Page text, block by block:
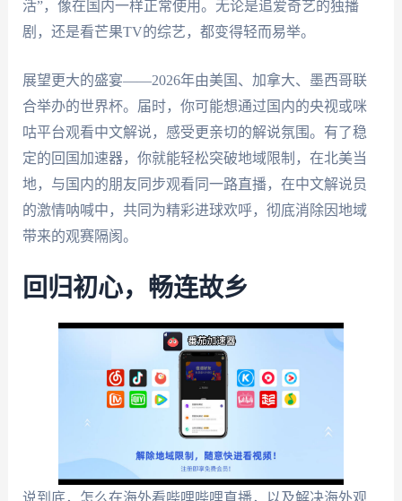
活”，像在国内一样正常使用。无论是追爱奇艺的独播
剧，还是看芒果TV的综艺，都变得轻而易举。
展望更大的盛宴——2026年由美国、加拿大、墨西哥联
合举办的世界杯。届时，你可能想通过国内的央视或咪
咕平台观看中文解说，感受更亲切的解说氛围。有了稳
定的回国加速器，你就能轻松突破地域限制，在北美当
地，与国内的朋友同步观看同一路直播，在中文解说员
的激情呐喊中，共同为精彩进球欢呼，彻底消除因地域
带来的观赛隔阂。
回归初心，畅连故乡
说到底，怎么在海外看哔哩哔哩直播，以及解决海外观